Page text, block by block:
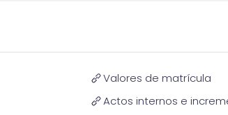
Valores de matrícula
Actos internos e